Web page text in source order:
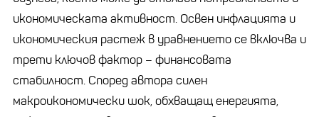
икономическата активност. Освен инфлацията и
икономическия растеж в уравнението се включва и
трети ключов фактор – финансовата
стабилност. Според автора силен
макроикономически шок, обхващащ енергията,